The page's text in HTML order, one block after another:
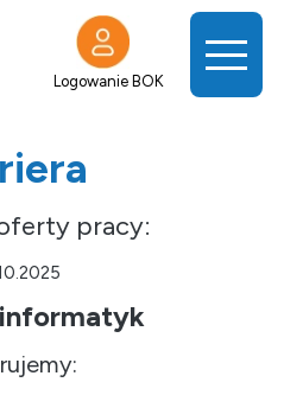
Logowanie BOK
pracy: